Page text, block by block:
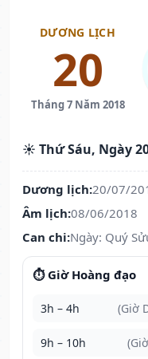
DƯƠNG LỊCH
20
Tháng 7 Năm 2018
☀️ Thứ Sáu, Ngày
Dương lịch:20/07/
Âm lịch:08/06/2018
Can chi:Ngày: Quý
⏱️ Giờ Hoàng đạo
3h – 4h (Giờ
9h – 10h